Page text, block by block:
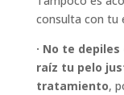
consulta con tu
· No te
raíz tu pelo
tratamiento,